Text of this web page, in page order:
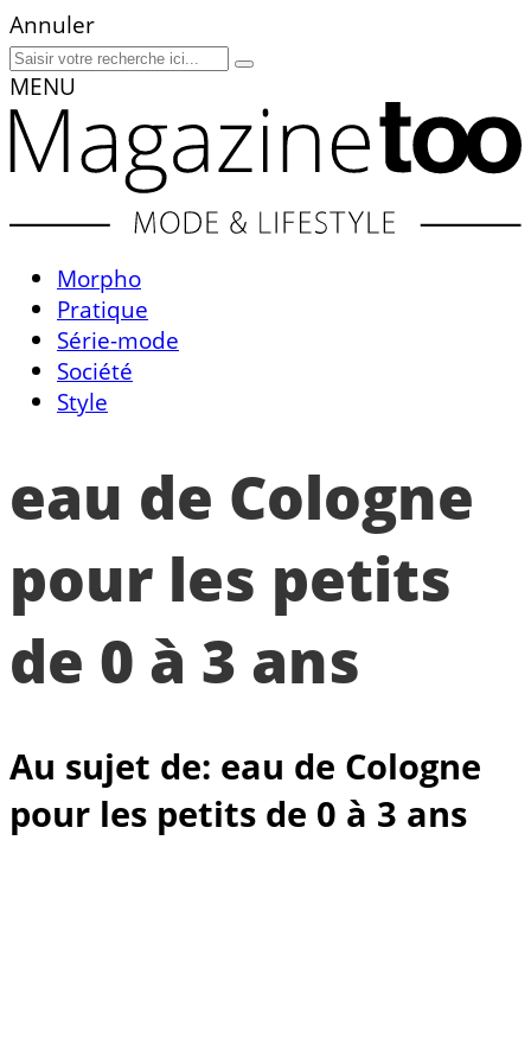
Annuler
MENU
Morpho
Pratique
Série-mode
Société
Style
eau de Cologne
pour les petits
de 0 à 3 ans
Au sujet de: eau de Cologne
pour les petits de 0 à 3 ans